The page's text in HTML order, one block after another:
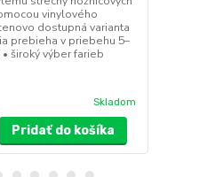
vinylového
dostupná varianta
prebieha v priebehu 5–
široký výber farieb
Skladom
Pridať do košíka